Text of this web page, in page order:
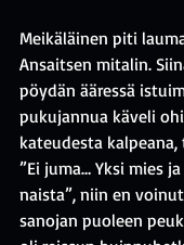
Meikäläinen piti
Ansaitsen mitalin.
pöydän ääressä
pukujannua käveli
kateudesta
”Ei juma… Yksi mies
naista”, niin en
sanojan puoleen